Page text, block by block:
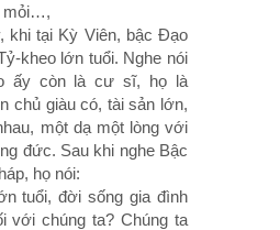
mỏi…,
khi tại Kỳ Viên, bậc Ðạo
kheo lớn tuổi. Nghe nói
ấy còn là cư sĩ, họ là
chủ giàu có, tài sản lớn,
một dạ một lòng với
đức. Sau khi nghe Bậc
họ nói:
tuổi, đời sống gia đình
với chúng ta? Chúng ta